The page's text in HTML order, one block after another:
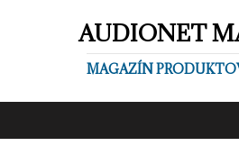
AUDIONET
MAGAZÍN